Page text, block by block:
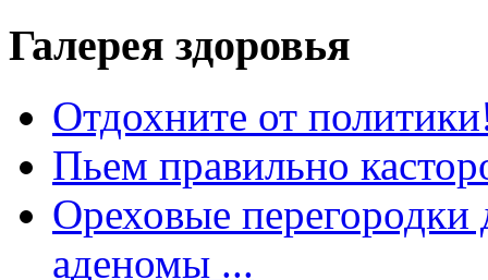
Галерея здоровья
Отдохните от
Пьем правильно
Ореховые перегородки
аденомы ...